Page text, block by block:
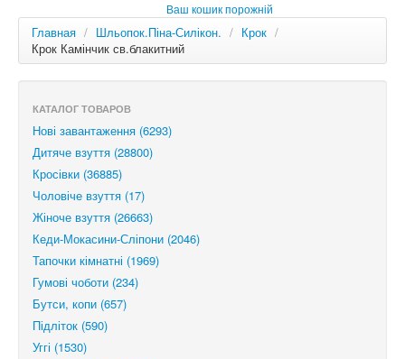
РОС
Ваш кошик порожній
Главная / Шльопок.Піна-Силікон. / Крок /
Крок Камінчик св.блакитний
КАТАЛОГ ТОВАРОВ
Нові завантаження (6293)
Дитяче взуття (28800)
Кросівки (36885)
Чоловіче взуття (17)
Жіноче взуття (26663)
Кеди-Мокасини-Сліпони (2046)
Тапочки кімнатні (1969)
Гумові чоботи (234)
Бутси, копи (657)
Підліток (590)
Уггі (1530)